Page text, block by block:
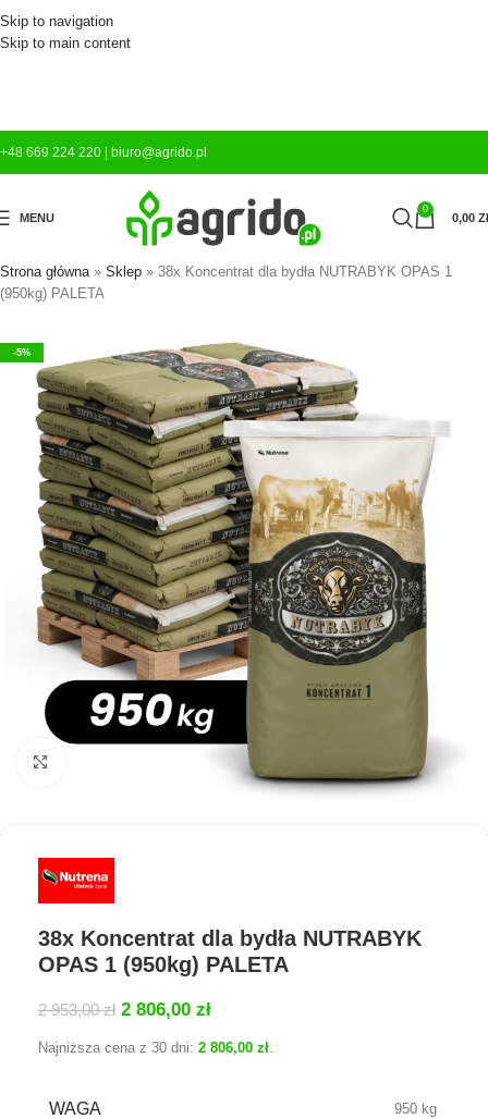
Skip to navigation
Skip to main content
+48 669 224 220 biuro@agrido.pl
MENU
0
0,00
Strona główna» Sklep » 38x Koncentrat dla bydła NUTRABYK OPAS 1
(950kg) PALETA
-5%
38x Koncentrat dla bydła NUTRABYK
OPAS 1 (950kg) PALETA
2 953,00zł 2 806,00 zł
Najniższa cena z 30 dni: 2 806,00 zł
WAGA 950 kg